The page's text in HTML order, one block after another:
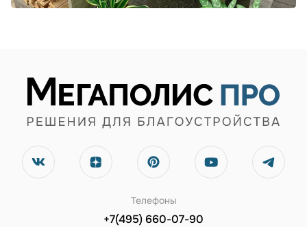
Телефоны
+7(495) 660-07-90